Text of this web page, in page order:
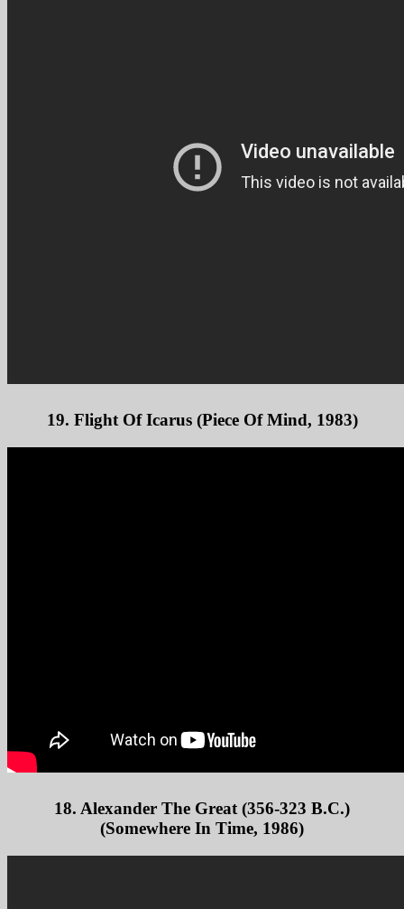
19. Flight Of Icarus (Piece Of Mind, 1983)
18. Alexander The Great (356-323 B.C.)
(Somewhere In Time, 1986)